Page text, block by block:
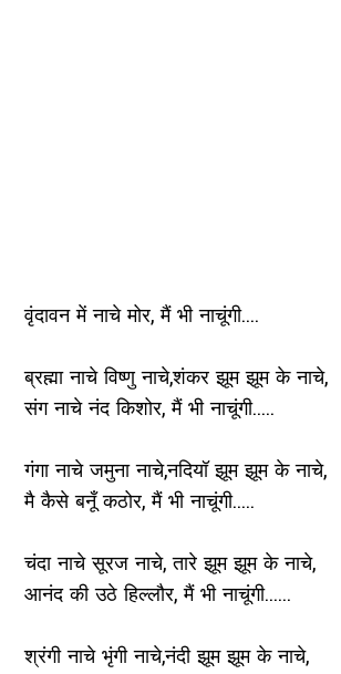
वृंदावन में नाचे मोर, मैं भी नाचूंगी....
ब्रह्मा नाचे विष्णु नाचे,शंकर झूम झूम के नाचे,
संग नाचे नंद किशोर, मैं भी नाचूंगी.....
गंगा नाचे जमुना नाचे,नदियॉ झूम झूम के नाचे,
मै कैसे बनूँ कठोर, मैं भी नाचूंगी.....
चंदा नाचे सूरज नाचे, तारे झूम झूम के नाचे,
आनंद की उठे हिल्लौर, मैं भी नाचूंगी......
श्रंगी नाचे भृंगी नाचे,नंदी झूम झूम के नाचे,